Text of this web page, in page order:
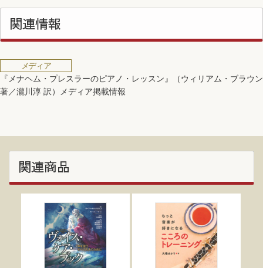
関連情報
メディア
『メナヘム・プレスラーのピアノ・レッスン』（ウィリアム・ブラウン
著／瀧川淳 訳）メディア掲載情報
関連商品